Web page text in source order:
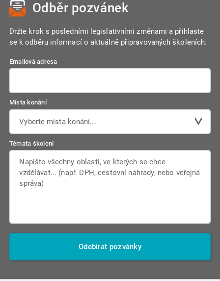
Odběr pozvánek
Držte krok s posledními legislativními změnami a přihlaste
se k odběru informací o aktuálně připravovaných školeních.
Emailová adresa
Místa konání
Vyberte místa konání...
Témata školení
Odebírat pozvánky